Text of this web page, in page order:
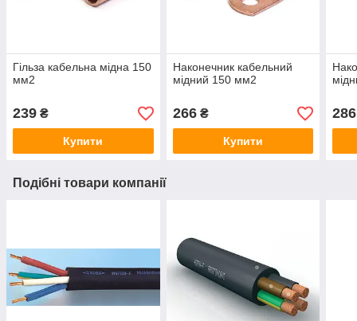
Гільза кабельна мідна 150
мм2
239 ₴
Купити
Наконечник кабельний
мідний 150 мм2
266₴
Купити
286
Подібні товари компанії